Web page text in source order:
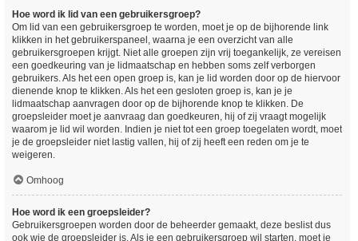
Hoe word ik lid van een gebruikersgroep?
Om lid van een gebruikersgroep te worden, moet je op de bijhorende link
klikken in het gebruikerspaneel, waarna je een overzicht van alle
gebruikersgroepen krijgt. Niet alle groepen zijn vrij toegankelijk, ze vereisen
een goedkeuring van je lidmaatschap en hebben soms zelf verborgen
gebruikers. Als het een open groep is, kan je lid worden door op de hiervoor
dienende knop te klikken. Als het een gesloten groep is, kan je je
lidmaatschap aanvragen door op de bijhorende knop te klikken. De
groepsleider moet je aanvraag dan goedkeuren, hij of zij vraagt mogelijk
waarom je lid wil worden. Indien je niet tot een groep toegelaten wordt, moet
je de groepsleider niet lastig vallen, hij of zij heeft een reden om je te
weigeren.
Omhoog
Hoe word ik een groepsleider?
Gebruikersgroepen worden door de beheerder gemaakt, deze beslist dus
ook wie de groepsleider is. Als je een gebruikersgroep wil starten, moet je